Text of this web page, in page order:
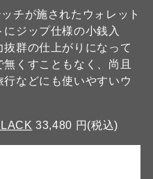
チが施されたウォレット
ジップ仕様の小銭入
群の仕上がりになって
くすこともなく、尚且
などにも使いやすいウ
33,480 円(税込)